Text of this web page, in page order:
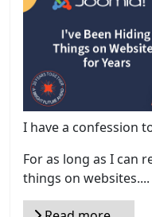
I have a confession
For as long as I can
things on websites....